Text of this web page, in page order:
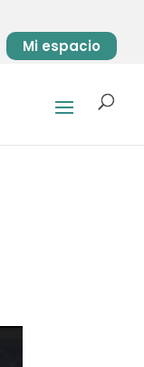
Mi espacio